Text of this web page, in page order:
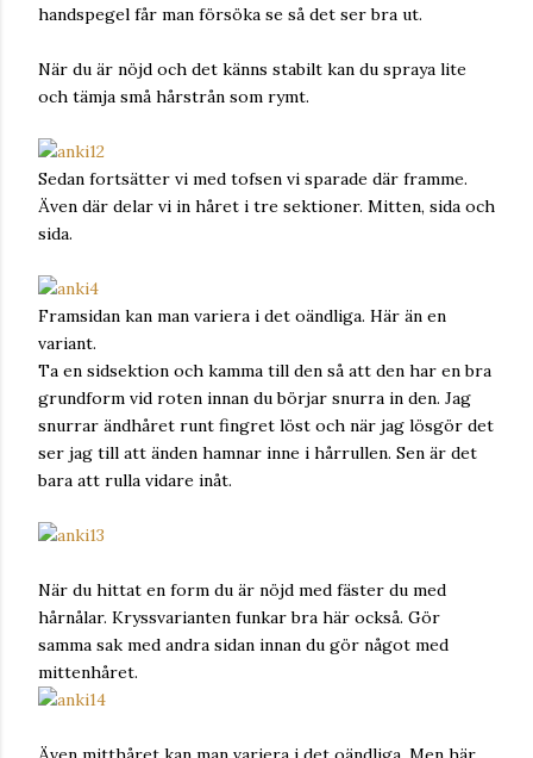
handspegel får man försöka se så det ser bra ut.
När du är nöjd och det känns stabilt kan du spraya lite
och tämja små hårstrån som rymt.
Sedan fortsätter vi med tofsen vi sparade där framme.
Även där delar vi in håret i tre sektioner. Mitten, sida och
sida.
Framsidan kan man variera i det oändliga. Här än en
variant.
Ta en sidsektion och kamma till den så att den har en bra
grundform vid roten innan du börjar snurra in den. Jag
snurrar ändhåret runt fingret löst och när jag lösgör det
ser jag till att änden hamnar inne i hårrullen. Sen är det
bara att rulla vidare inåt.
När du hittat en form du är nöjd med fäster du med
hårnålar. Kryssvarianten funkar bra här också. Gör
samma sak med andra sidan innan du gör något med
mittenhåret.